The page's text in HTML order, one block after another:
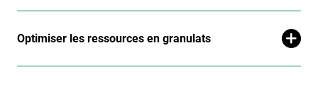
Optimiser les ressources en granulats